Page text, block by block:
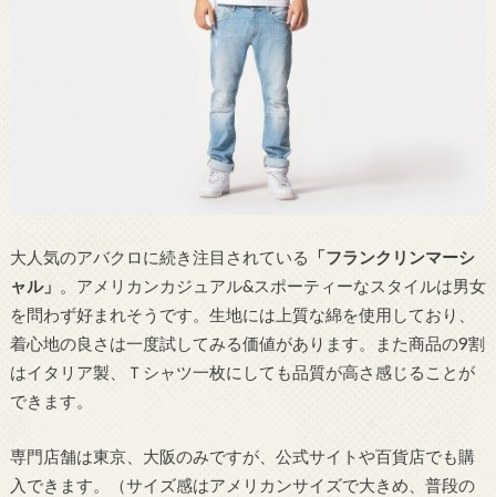
大人気のアバクロに続き注目されている
「フランクリンマーシ
ャル」 。アメリカンカジュアル&スポーティーなスタイルは男女
を問わず好まれそうです。生地には上質な綿を使用しており、
着心地の良さは一度試してみる価値があります。また商品の9割
はイタリア製、Ｔシャツ一枚にしても品質が高さ感じることが
できます。
専門店舗は東京、大阪のみですが、公式サイトや百貨店でも購
入できます。（サイズ感はアメリカンサイズで大きめ、普段の